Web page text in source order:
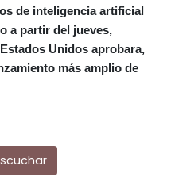
de inteligencia artificial
a partir del jueves,
Unidos aprobara,
más amplio de